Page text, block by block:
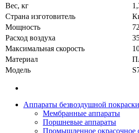
Вес, кг
Страна изготовитель
Мощность
Расход воздуха
Максимальная скорость
Материал
Модель
Аппараты безвоздушной покраски
Мембранные аппараты
Поршневые аппараты
Промышленное окрасочное